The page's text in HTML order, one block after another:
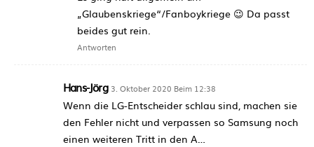
„Glaubenskriege“/Fanboykriege 😉 Da passt
beides gut rein.
Antworten
Hans-Jörg 3. Oktober 2020 Beim 12:38
Wenn die LG-Entscheider schlau sind, machen sie
den Fehler nicht und verpassen so Samsung noch
einen weiteren Tritt in den A…